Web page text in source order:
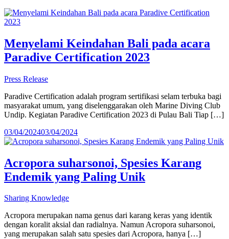
Menyelami Keindahan Bali pada acara
Paradive Certification 2023
Press Release
Paradive Certification adalah program sertifikasi selam terbuka bagi
masyarakat umum, yang diselenggarakan oleh Marine Diving Club
Undip. Kegiatan Paradive Certification 2023 di Pulau Bali Tiap […]
03/04/202403/04/2024
Acropora suharsonoi, Spesies Karang
Endemik yang Paling Unik
Sharing Knowledge
Acropora merupakan nama genus dari karang keras yang identik
dengan koralit aksial dan radialnya. Namun Acropora suharsonoi,
yang merupakan salah satu spesies dari Acropora, hanya […]